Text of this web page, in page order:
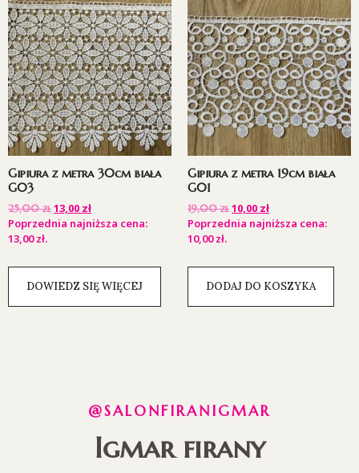
Gipiura z metra 30cm biała
G03
25,00zł13,00 zł
Poprzednia najniższa cena:
13,00zł.
DOWIEDZ SIĘ WIĘCEJ
Gipiura z metra 19cm biała
G01
19,00zł10,00 zł
Poprzednia najniższa cena:
10,00zł.
DODAJ DO KOSZYKA
@SALONFIRANIGMAR
Igmar firany